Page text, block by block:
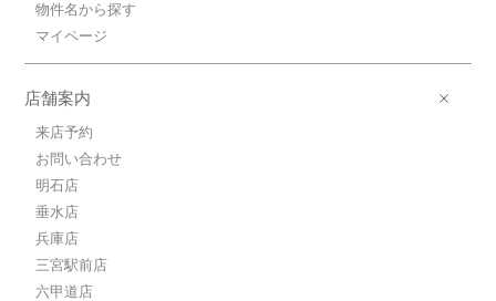
物件名から探す
マイページ
店舗案内
来店予約
お問い合わせ
明石店
垂水店
兵庫店
三宮駅前店
六甲道店